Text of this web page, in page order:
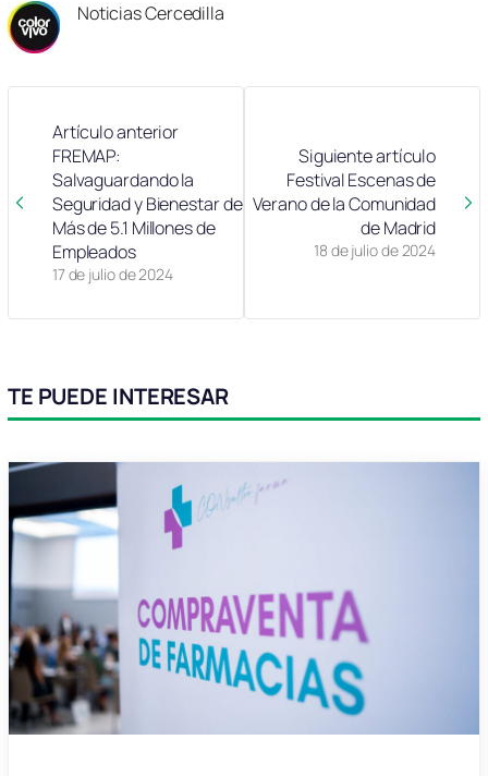
Noticias Cercedilla
Artículo anterior
17 de julio de 2024
FREMAP:
Salvaguardando la
Seguridad y Bienestar de
Más de 5.1 Millones de
Empleados
Siguiente artículo
18 de julio de 2024
Festival Escenas de
Verano de la Comunidad
de Madrid
TE PUEDE INTERESAR